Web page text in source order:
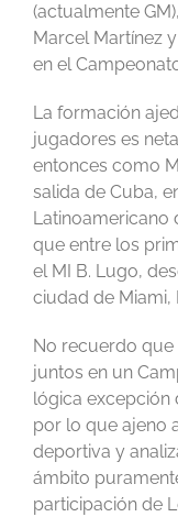
(actualmente
Marcel Martínez
en el
La formación
jugadores es
entonces como
salida de Cuba,
Latinoamericano
que entre los
el MI B. Lugo,
ciudad de Miami,
No recuerdo
juntos en un
lógica excepción
por lo que ajeno
deportiva y
ámbito
participación de